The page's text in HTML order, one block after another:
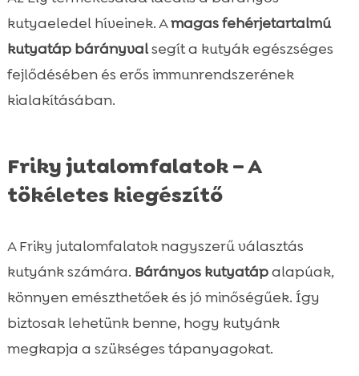
kutyaeledel híveinek. Amagas fehérjetartalmú
kutyatáp bárányvalsegít a kutyák egészséges
fejlődésében és erős immunrendszerének
kialakításában.
Friky jutalomfalatok – A
tökéletes kiegészítő
A Friky jutalomfalatok nagyszerű választás
kutyánk számára. Bárányos kutyatápalapúak,
könnyen emészthetőek és jó minőségűek. Így
biztosak lehetünk benne, hogy kutyánk
megkapja a szükséges tápanyagokat.